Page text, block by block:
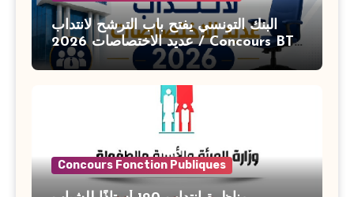
البنك التونسي يفتح باب الترشح لانتداب
عديد الاختصاصات 2026 / Concours BT
Banque de Tunisie 2026
Concours Fonction Publiques